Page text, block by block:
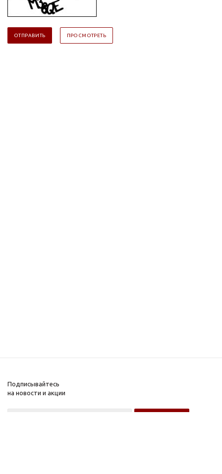
Подписывайтесь
на новости и акции